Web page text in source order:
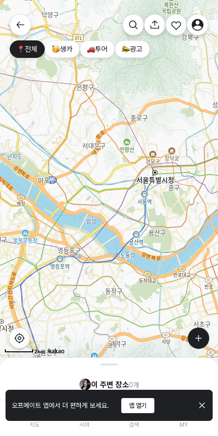
오프메이트 앱에서 더 편하게 보세요. 앱 열기
2km
전체 생카 투어 광고
이 주변 장소0개
지도 시야 검색 MY